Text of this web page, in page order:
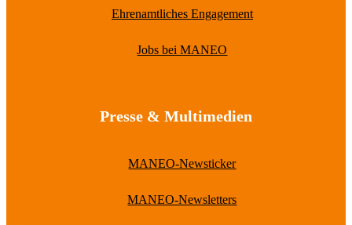
Ehrenamtliches Engagement
Jobs bei MANEO
Presse & Multimedien
MANEO-Newsticker
MANEO-Newsletters